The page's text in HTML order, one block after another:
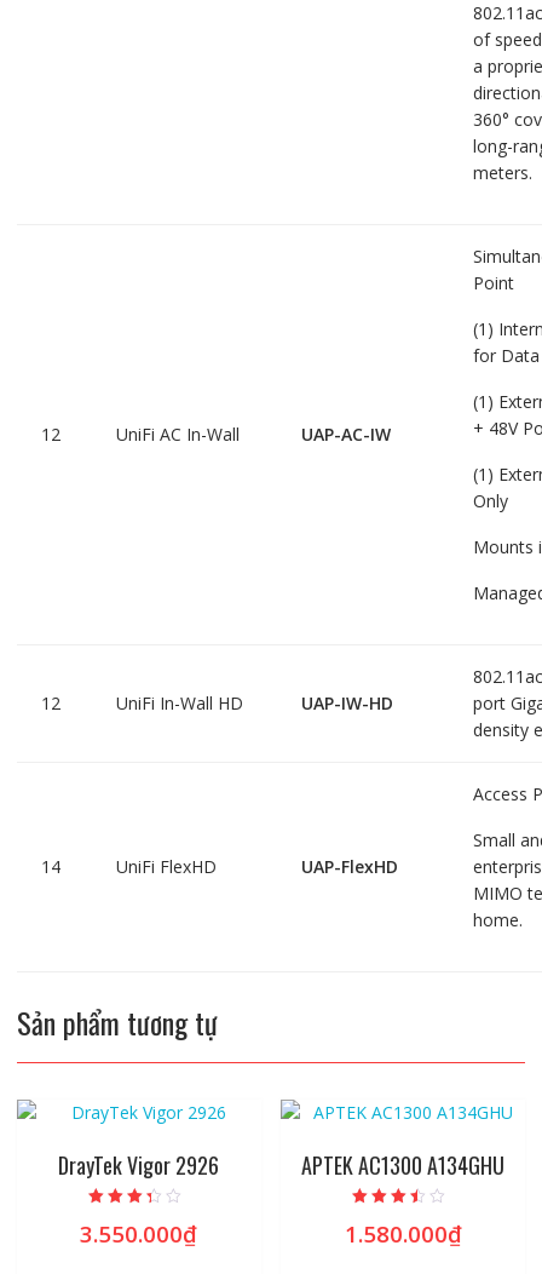
of
a
360°
long-
meters.
12 UniFi AC In-Wall UAP-AC-IW
Point
(1)
for Data
(1)
+ 48V
(1)
Only
Mounts
12 UniFi In-Wall HD UAP-IW-HD
port
density
14 UniFi FlexHD UAP-FlexHD
Access
Small
MIMO
home.
Sản phẩm tương tự
DrayTek Vigor 2926
hạng
3.13
3.550.000₫
APTEK AC1300 A134GHU
hạng
3.19
1.580.000₫